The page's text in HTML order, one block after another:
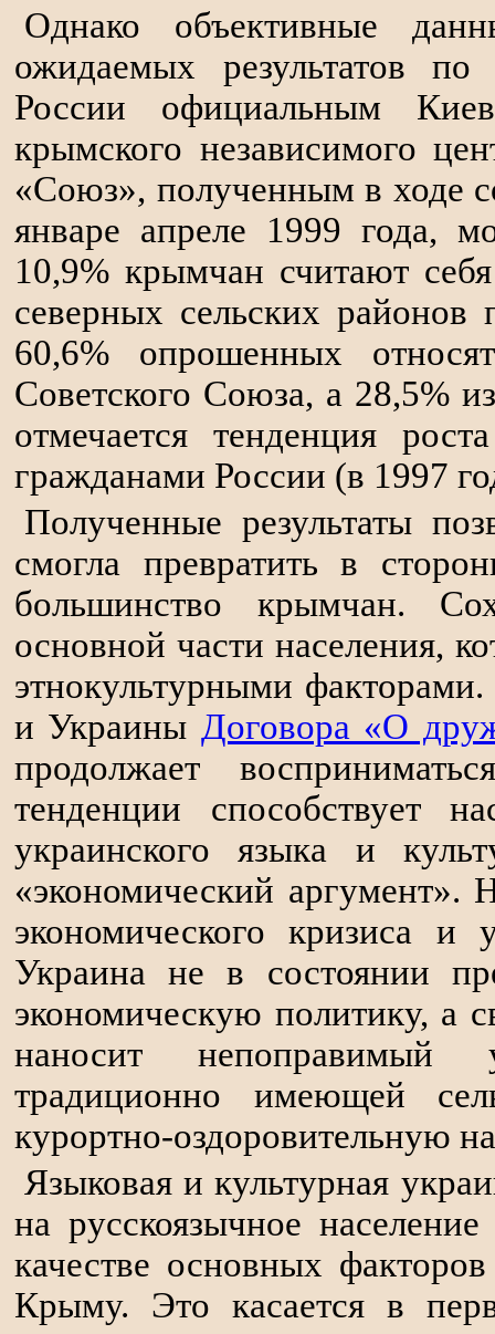
Однако объективные
ожидаемых результатов
России официальным
крымского независимого
«Союз», полученным в ходе
январе апреле 1999 года,
10,9% крымчан считают
северных сельских
60,6% опрошенных
Советского Союза, а 28,5%
отмечается тенденция
гражданами России (в 1997
Полученные результаты
смогла превратить в
большинство крымчан.
основной части населения,
этнокультурными
и Украины Договора «О
продолжает
тенденции способствует
украинского языка и
«экономический аргумент».
экономического кризиса и
Украина не в состоянии
экономическую политику, а
наносит непоправимый
традиционно имеющей
курортно-оздоровительную
Языковая и культурная
на русскоязычное
качестве основных
Крыму. Это касается в